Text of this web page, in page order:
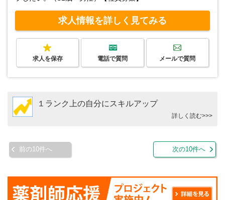
求人情報を詳しく見てみる
求人を保存 電話で質問 メールで質問
１ランク上の自分にスキルアップ
詳しく読む>>>
前の10件へ 次の10件へ